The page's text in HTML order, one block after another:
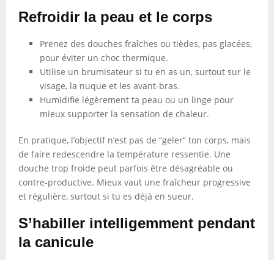
Refroidir la peau et le corps
Prenez des douches fraîches ou tièdes, pas glacées,
pour éviter un choc thermique.
Utilise un brumisateur si tu en as un, surtout sur le
visage, la nuque et les avant-bras.
Humidifie légèrement ta peau ou un linge pour
mieux supporter la sensation de chaleur.
En pratique, l’objectif n’est pas de “geler” ton corps, mais
de faire redescendre la température ressentie. Une
douche trop froide peut parfois être désagréable ou
contre-productive. Mieux vaut une fraîcheur progressive
et régulière, surtout si tu es déjà en sueur.
S’habiller intelligemment pendant
la canicule